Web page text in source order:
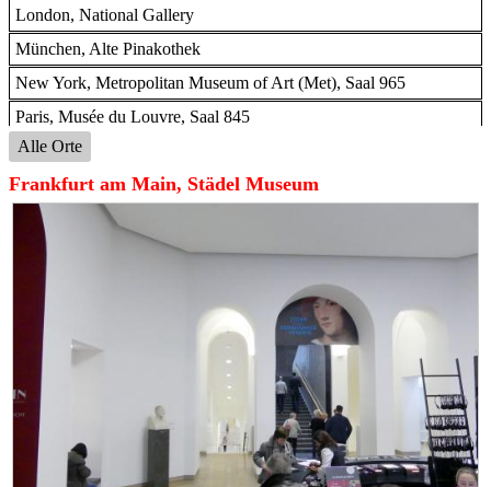
London, National Gallery
München, Alte Pinakothek
New York, Metropolitan Museum of Art (Met), Saal 965
Paris, Musée du Louvre, Saal 845
Wien, Akademie der bildenden Künste
Wien, Albertina, Ausstellung "Die fürstliche Sammlung
Liechtenstein" vom 16.02.-10.06.2019
Alle Orte
Frankfurt am Main, Städel Museum